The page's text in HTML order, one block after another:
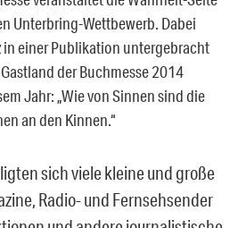
Unterbring-Wettbewerb. Dabei
in einer Publikation untergebracht
der Buchmesse 2014
Jahr: „Wie von Sinnen sind die
an den Kinnen.“
sich viele kleine und große
Radio- und Fernsehsender